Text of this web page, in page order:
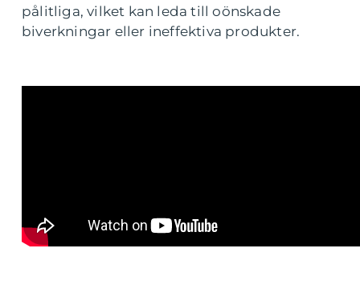
pålitliga, vilket kan leda till oönskade
biverkningar eller ineffektiva produkter.